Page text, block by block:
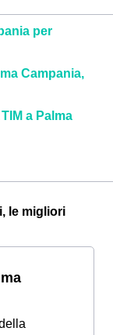
per
Campania,
a Palma
le migliori